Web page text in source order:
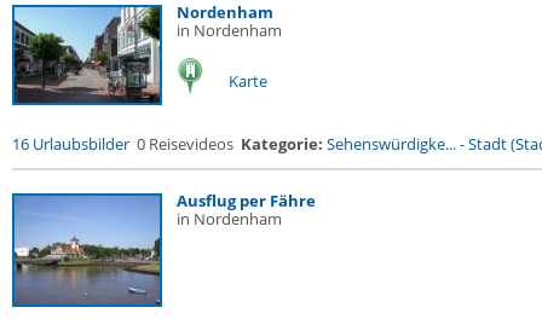
Nordenham
in Nordenham
Karte
16 Urlaubsbilder 0 Reisevideos Kategorie: Sehenswürdigke...-Stadt
Ausflug per Fähre
in Nordenham